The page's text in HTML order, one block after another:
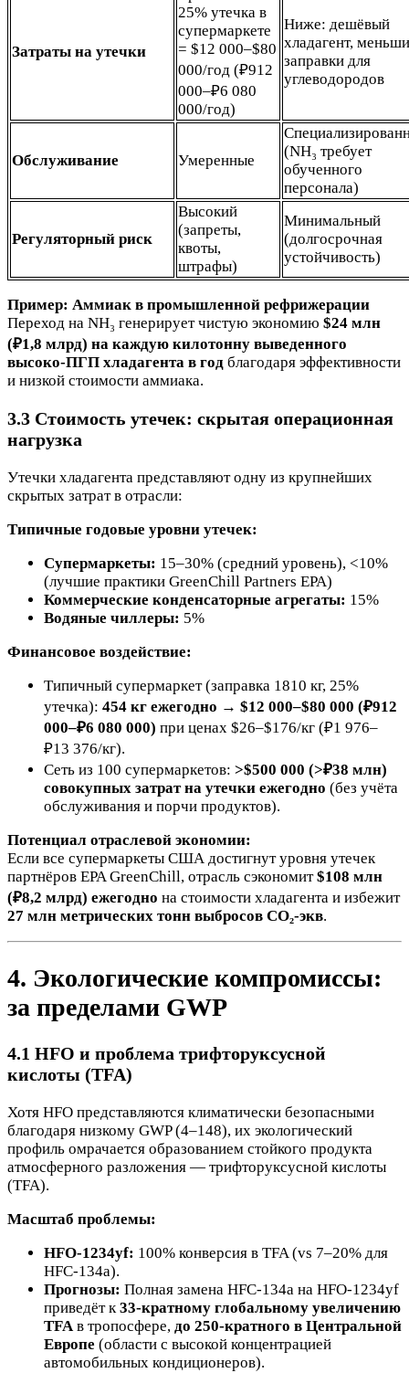
Затраты на утечки
25% утечка в
супермаркете
= $12 000–$80
000/год (₽912
000–₽6 080
000/год)
Ниже: дешёвый
хладагент,
заправки для
углеводородов
Обслуживание Умеренные
(NH₃ требует
обученного
персонала)
Регуляторный риск
Высокий
(запреты,
квоты,
штрафы)
Минимальный
(долгосрочная
устойчивость)
Пример: Аммиак в промышленной рефрижерации
Переход на NH₃ генерирует чистую экономию $24 млн
(₽1,8 млрд) на каждую килотонну выведенного
высоко-ПГП хладагента в год благодаря эффективности
и низкой стоимости аммиака.
3.3 Стоимость утечек: скрытая операционная
нагрузка
Утечки хладагента представляют одну из крупнейших
скрытых затрат в отрасли:
Типичные годовые уровни утечек:
Супермаркеты: 15–30% (средний уровень), <10%
(лучшие практики GreenChill Partners EPA)
Коммерческие конденсаторные агрегаты: 15%
Водяные чиллеры: 5%
Финансовое воздействие:
Типичный супермаркет (заправка 1810 кг, 25%
утечка): 454 кг ежегодно → $12 000–$80 000 (₽912
000–₽6 080 000) при ценах $26–$176/кг (₽1 976–
₽13 376/кг).
Сеть из 100 супермаркетов: >$500 000 (>₽38 млн)
совокупных затрат на утечки ежегодно (без учёта
обслуживания и порчи продуктов).
Потенциал отраслевой экономии:
Если все супермаркеты США достигнут уровня утечек
партнёров EPA GreenChill, отрасль сэкономит$108 млн
(₽8,2 млрд) ежегодно на стоимости хладагента и избежит
27 млн метрических тонн выбросов CO₂-экв.
4. Экологические компромиссы:
за пределами GWP
4.1 HFO и проблема трифторуксусной
кислоты (TFA)
Хотя HFO представляются климатически безопасными
благодаря низкому GWP (4–148), их экологический
профиль омрачается образованием стойкого продукта
атмосферного разложения — трифторуксусной кислоты
(TFA).
Масштаб проблемы:
HFO-1234yf: 100% конверсия в TFA (vs 7–20% для
HFC-134a).
Прогнозы: Полная замена HFC-134a на HFO-1234yf
приведёт к33-кратному глобальному увеличению
TFAв тропосфере, до 250-кратного в Центральной
Европе (области с высокой концентрацией
автомобильных кондиционеров).